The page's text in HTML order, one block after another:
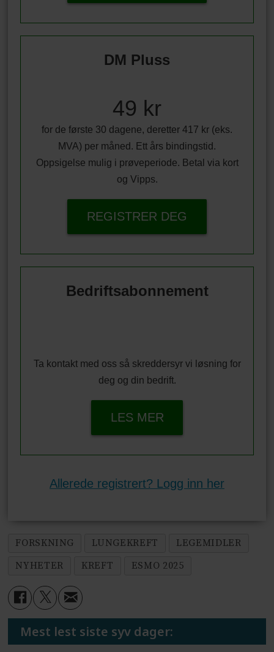
DM Pluss
49 kr
for de første 30 dagene, deretter 417 kr (eks.
MVA) per måned. Ett års bindingstid.
Oppsigelse mulig i prøveperiode. Betal via kort
og Vipps.
REGISTRER DEG
Bedriftsabonnement
Ta kontakt med oss så skreddersyr vi løsning for
deg og din bedrift.
LES MER
Allerede registrert? Logg inn her
FORSKNING LUNGEKREFT
LEGEMIDLER
NYHETER
KREFT ESMO 2025
Mest lest siste syv dager: